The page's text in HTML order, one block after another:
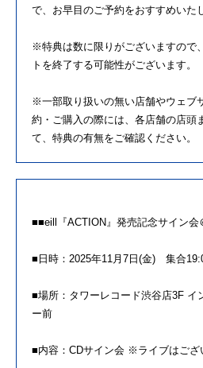
で、 お早目のご予約をおすすめいた
※特典は数に限りがございますので、
トを終了する可能性がございます。
※一部取り扱いの無い店舗やウェブ
約・ ご購入の際には、各店舗の店頭
て、 特典の有無をご確認ください。
■■eill 『ACTION』発売記念サイン会
■日時：2025年11月7日(金) 集合
■場所：タワーレコード渋谷店3F イ
ー前
■内容：CDサイン会 ※ライブはござ